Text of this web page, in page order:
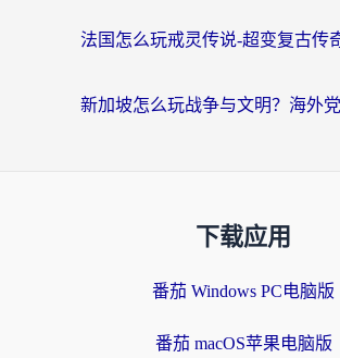
下载应用
番茄 Windows PC电脑版
番茄 macOS苹果电脑版